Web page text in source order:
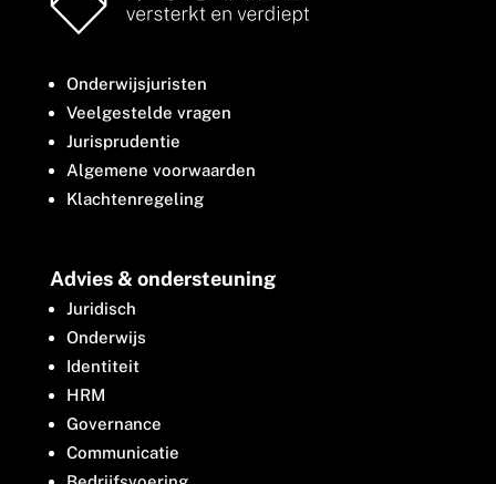
Onderwijsjuristen
Veelgestelde vragen
Jurisprudentie
Algemene voorwaarden
Klachtenregeling
Advies & ondersteuning
Juridisch
Onderwijs
Identiteit
HRM
Governance
Communicatie